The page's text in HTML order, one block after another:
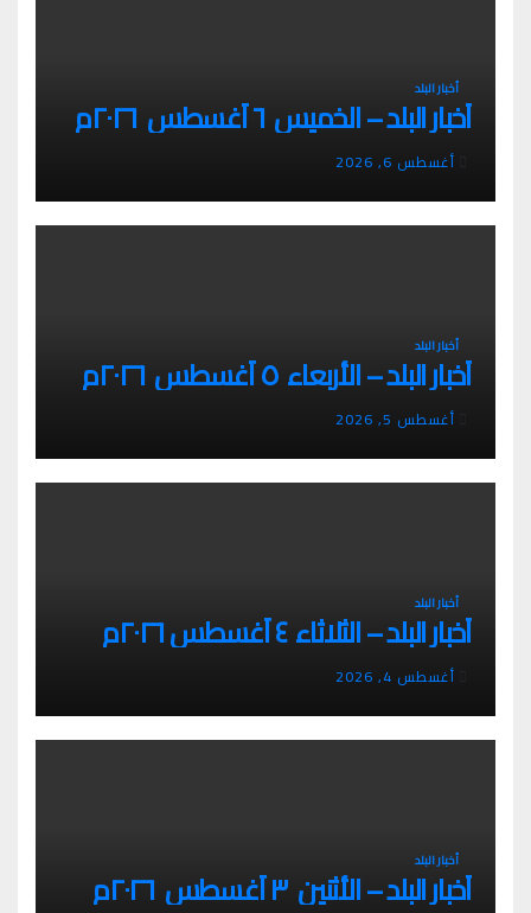
أخبار البلد
أخبار البلد – الخميس ٦ أغسطس ٢٠٢٦م
أغسطس 6, 2026
أخبار البلد
أخبار البلد – الأربعاء ٥ أغسطس ٢٠٢٦م
أغسطس 5, 2026
أخبار البلد
أخبار البلد – الثلاثاء ٤ أغسطس ٢٠٢٦م
أغسطس 4, 2026
أخبار البلد
أخبار البلد – الأثنين ٣ أغسطس ٢٠٢٦م